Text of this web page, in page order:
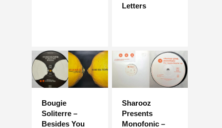
Letters
Bougie
Soliterre –
Besides You
Sharooz
Presents
Monofonic –